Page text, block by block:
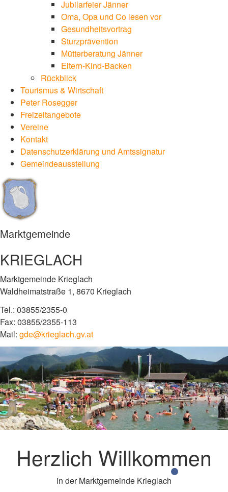
Jubilarfeier Jänner
Oma, Opa und Co lesen vor
Gesundheitsvortrag
Sturzprävention
Mütterberatung Jänner
Eltern-Kind-Backen
Rückblick
Tourismus & Wirtschaft
Peter Rosegger
Freizeitangebote
Vereine
Kontakt
Datenschutzerklärung und Amtssignatur
Gemeindeausstellung
Marktgemeinde
KRIEGLACH
Marktgemeinde Krieglach
Waldheimatstraße 1, 8670 Krieglach
Tel.: 03855/2355-0
Fax: 03855/2355-113
Mail: gde@krieglach.gv.at
Herzlich Willkommen
in der Marktgemeinde Krieglach